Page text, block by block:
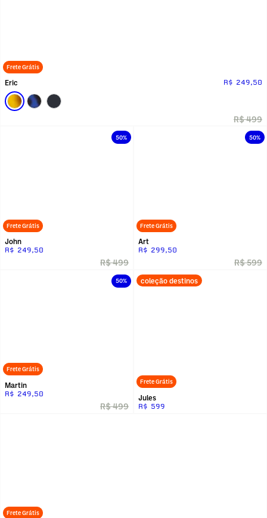
Frete Grátis
Eric R$ 249,50
R$ 499
50%
Frete Grátis
John
R$ 249,50
R$ 499
50%
Frete Grátis
Art
R$ 299,50
R$ 599
50%
Frete Grátis
Martin
R$ 249,50
R$ 499
Frete Grátis
coleção destinos
Frete Grátis
Jules
R$ 599